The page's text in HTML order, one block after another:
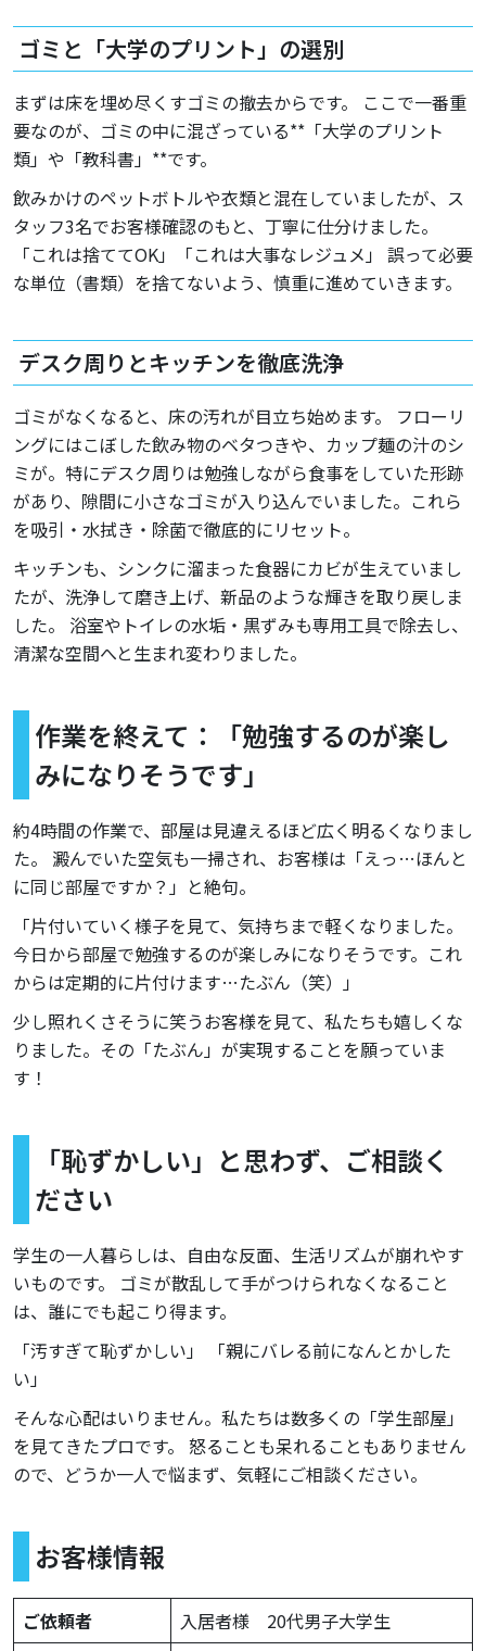
ゴミと「大学のプリント」の選別
まずは床を埋め尽くすゴミの撤去からです。 ここで一番重
要なのが、ゴミの中に混ざっている**「大学のプリント
類」や「教科書」**です。
飲みかけのペットボトルや衣類と混在していましたが、ス
タッフ3名でお客様確認のもと、丁寧に仕分けました。
「これは捨ててOK」「これは大事なレジュメ」 誤って必要
な単位（書類）を捨てないよう、慎重に進めていきます。
デスク周りとキッチンを徹底洗浄
ゴミがなくなると、床の汚れが目立ち始めます。 フローリ
ングにはこぼした飲み物のベタつきや、カップ麺の汁のシ
ミが。特にデスク周りは勉強しながら食事をしていた形跡
があり、隙間に小さなゴミが入り込んでいました。これら
を吸引・水拭き・除菌で徹底的にリセット。
キッチンも、シンクに溜まった食器にカビが生えていまし
たが、洗浄して磨き上げ、新品のような輝きを取り戻しま
した。 浴室やトイレの水垢・黒ずみも専用工具で除去し、
清潔な空間へと生まれ変わりました。
作業を終えて：「勉強するのが楽し
みになりそうです」
約4時間の作業で、部屋は見違えるほど広く明るくなりまし
た。 澱んでいた空気も一掃され、お客様は「えっ…ほんと
に同じ部屋ですか？」と絶句。
「片付いていく様子を見て、気持ちまで軽くなりました。
今日から部屋で勉強するのが楽しみになりそうです。これ
からは定期的に片付けます…たぶん（笑）」
少し照れくさそうに笑うお客様を見て、私たちも嬉しくな
りました。その「たぶん」が実現することを願っていま
す！
「恥ずかしい」と思わず、ご相談く
ださい
学生の一人暮らしは、自由な反面、生活リズムが崩れやす
いものです。 ゴミが散乱して手がつけられなくなること
は、誰にでも起こり得ます。
「汚すぎて恥ずかしい」 「親にバレる前になんとかした
い」
そんな心配はいりません。私たちは数多くの「学生部屋」
を見てきたプロです。 怒ることも呆れることもありません
ので、どうか一人で悩まず、気軽にご相談ください。
お客様情報
ご依頼者
入居者様 20代男子大学生